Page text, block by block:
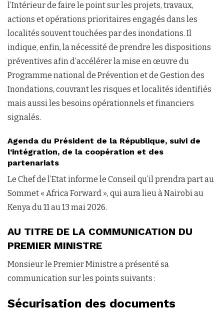
l’Intérieur de faire le point sur les projets, travaux,
actions et opérations prioritaires engagés dans les
localités souvent touchées par des inondations. Il
indique, enfin, la nécessité de prendre les dispositions
préventives afin d’accélérer la mise en œuvre du
Programme national de Prévention et de Gestion des
Inondations, couvrant les risques et localités identifiés
mais aussi les besoins opérationnels et financiers
signalés.
Agenda du Président de la République, suivi de
l’intégration, de la coopération et des
partenariats
Le Chef de l’Etat informe le Conseil qu’il prendra part au
Sommet « Africa Forward », qui aura lieu à Nairobi au
Kenya du 11 au 13 mai 2026.
AU TITRE DE LA COMMUNICATION DU
PREMIER MINISTRE
Monsieur le Premier Ministre a présenté sa
communication sur les points suivants :
Sécurisation des documents